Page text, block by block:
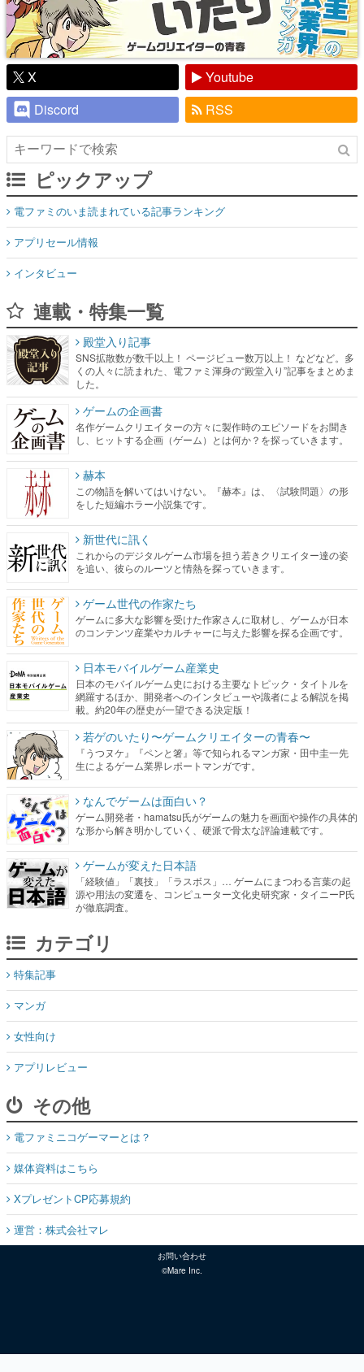
X
Youtube
Discord
RSS
ピックアップ
電ファミのいま読まれている記事ランキング
アプリセール情報
インタビュー
連載・特集一覧
殿堂入り記事
SNS拡散数が数千以上！ ページビュー数万以上！ などなど。多
くの人々に読まれた、電ファミ渾身の“殿堂入り”記事をまとめま
した。
ゲームの企画書
名作ゲームクリエイターの方々に製作時のエピソードをお聞き
し、ヒットする企画（ゲーム）とは何か？を探っていきます。
赫本
この物語を解いてはいけない。『赫本』は、〈試験問題〉の形
をした短編ホラー小説集です。
新世代に訊く
これからのデジタルゲーム市場を担う若きクリエイター達の姿
を追い、彼らのルーツと情熱を探っていきます。
ゲーム世代の作家たち
ゲームに多大な影響を受けた作家さんに取材し、ゲームが日本
のコンテンツ産業やカルチャーに与えた影響を探る企画です。
日本モバイルゲーム産業史
日本のモバイルゲーム史における主要なトピック・タイトルを
網羅するほか、開発者へのインタビューや識者による解説を掲
載。約20年の歴史が一望できる決定版！
若ゲのいたり〜ゲームクリエイターの青春〜
『うつヌケ』『ペンと箸』等で知られるマンガ家・田中圭一先
生によるゲーム業界レポートマンガです。
なんでゲームは面白い？
ゲーム開発者・hamatsu氏がゲームの魅力を画面や操作の具体的
な形から解き明かしていく、硬派で骨太な評論連載です。
ゲームが変えた日本語
「経験値」「裏技」「ラスボス」… ゲームにまつわる言葉の起
源や用法の変遷を、コンピューター文化史研究家・タイニーP氏
が徹底調査。
カテゴリ
特集記事
マンガ
女性向け
アプリレビュー
その他
電ファミニコゲーマーとは？
媒体資料はこちら
XプレゼントCP応募規約
運営：株式会社マレ
お問い合わせ
©Mare Inc.